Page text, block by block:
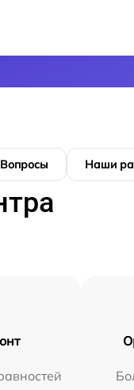
Вопросы Наши